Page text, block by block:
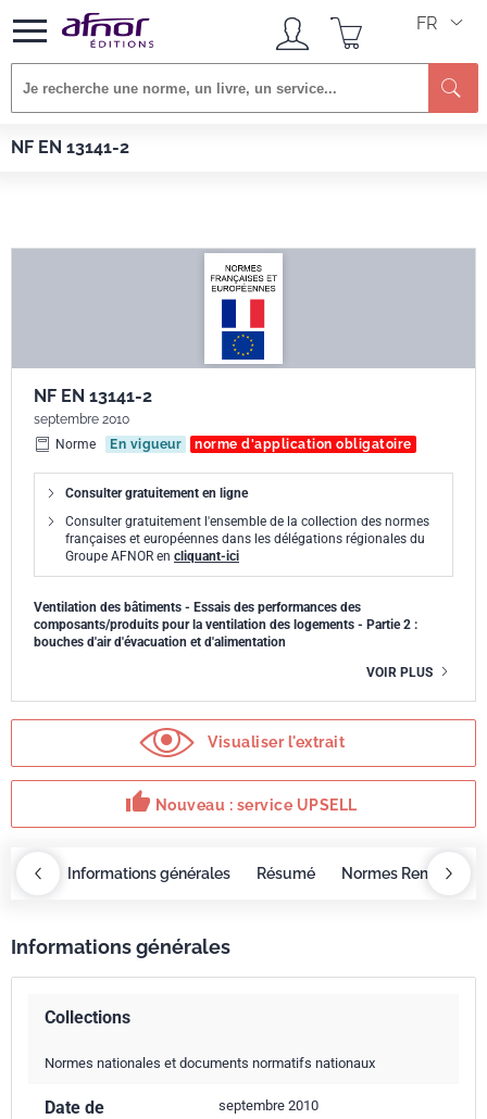
FR
NF EN 13141-2
Afnor EDITIONS Normes
NF EN 13141-2
septembre 2010
Norme
En vigueur norme d'application obligatoire
Consulter gratuitement en ligne
Consulter gratuitement l'ensemble de la collection des normes
françaises et européennes dans les délégations régionales du
Groupe AFNOR en cliquant-ici
Ventilation des bâtiments - Essais des performances des
composants/produits pour la ventilation des logements - Partie 2 :
bouches d'air d'évacuation et d'alimentation
VOIR PLUS
Visualiser l'extrait
thumb_up Nouveau : service UPSELL
Informations générales Résumé Normes
Informations générales
Collections
Normes nationales et documents normatifs nationaux
Date de
septembre 2010